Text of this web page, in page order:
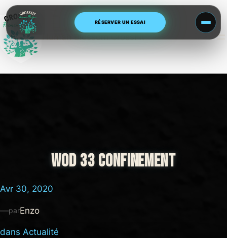
RÉSERVER UN ESSAI
Aller
au
contenu
Human Blossom CrossFit
WOD 33 CONFINEMENT
Avr 30, 2020
—parEnzo
dans Actualité